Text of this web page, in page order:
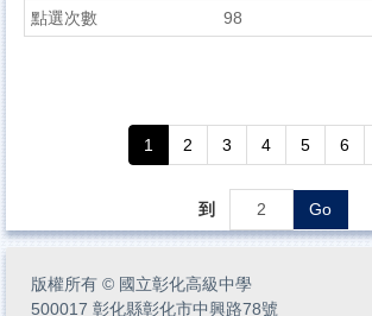
98
1 2 3 4 5 6
到 Go
版權所有 © 國立彰化高級中學
500017 彰化縣彰化市中興路78號